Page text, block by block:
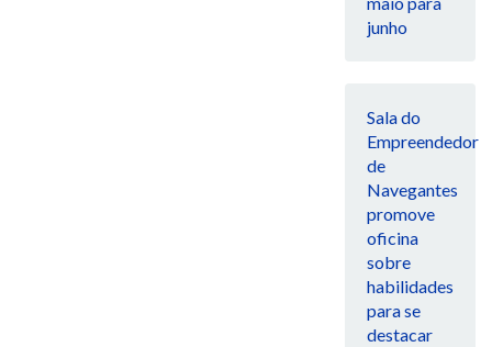
junho
Sala do
Empreendedor
de
Navegantes
promove
oficina
sobre
habilidades
para se
destacar